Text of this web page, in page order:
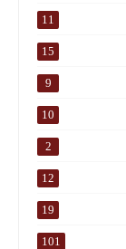
11
15
9
10
2
12
19
101